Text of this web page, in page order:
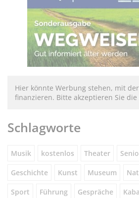
Hier könnte Werbung stehen, mit
finanzieren. Bitte akzeptieren Sie die
Schlagworte
Musik kostenlos Theater
Geschichte Kunst Museum
Sport Führung Gespräche